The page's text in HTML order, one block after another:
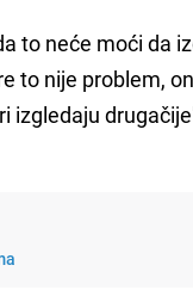
to neće moći da
to nije problem,
izgledaju